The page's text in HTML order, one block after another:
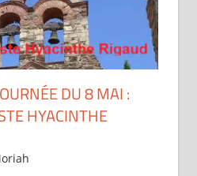
DU 8 MAI :
HYACINTHE